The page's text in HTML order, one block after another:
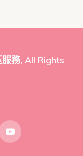
服務, All Rights